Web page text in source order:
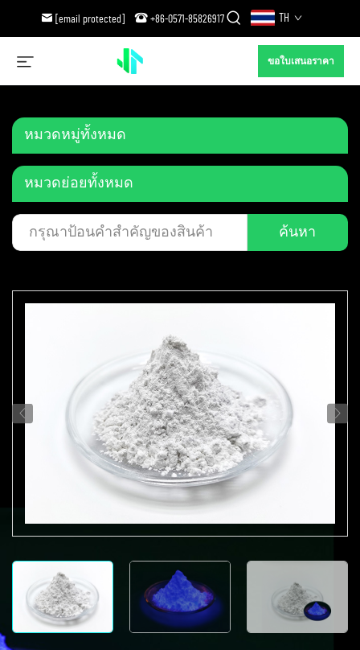
[email protected] +86-0571-85826917 TH
ขอใบเสนอราคา
หมวดหมู่ทั้งหมด
หมวดย่อยทั้งหมด
ค้นหา